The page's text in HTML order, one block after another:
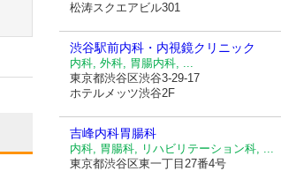
松涛スクエアビル301
渋谷駅前内科・内視鏡クリニック
内科, 外科, 胃腸内科, ...
東京都渋谷区渋谷3-29-17
ホテルメッツ渋谷2F
吉峰内科胃腸科
内科, 胃腸科, リハビリテーション科, ...
東京都渋谷区東一丁目27番4号